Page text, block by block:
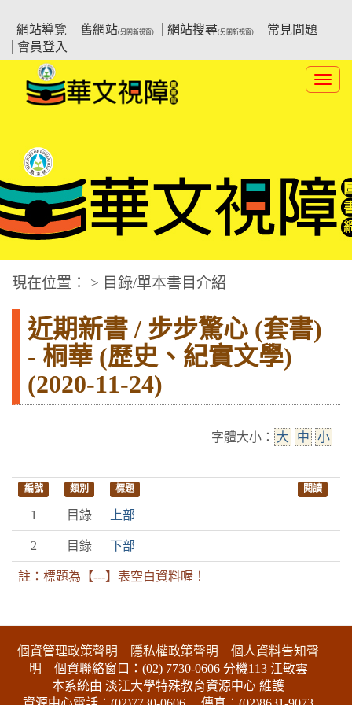
要
網站導覽
舊網站(另開新視窗) 網站搜尋(另開新視窗)
常見問題
會員登入
:::中央區塊
華文視障電子圖書網
現在位置： > 目錄/單本書目介紹
近期新書 / 步步驚心 (套書)
- 桐華 (歷史、紀實文學)
(2020-11-24)
字體大小： 大 中 小
編號 類別 標題 閱讀
1 目錄 上部
2 目錄 下部
註：標題為【---】表空白資料喔！
個資管理政策聲明 隱私權政策聲明
個人資料告知聲
明 個資聯絡窗口：(02) 7730-0606 分機113 江敏雲
本系統由 淡江大學特殊教育資源中心 維護